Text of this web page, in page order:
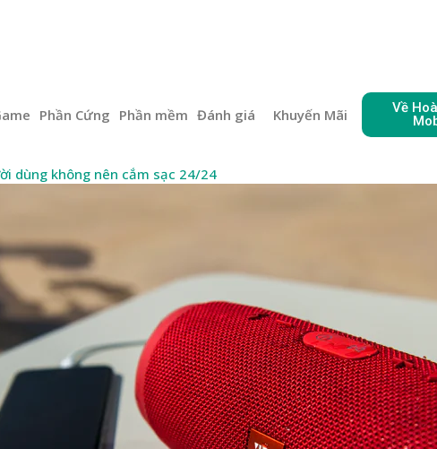
Phần Cứng Phần mềm Đánh giá Khuyến Mãi
Về
dùng không nên cắm sạc 24/24